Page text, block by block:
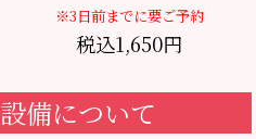
※3日前までに要ご予約
税込1,650円
備について